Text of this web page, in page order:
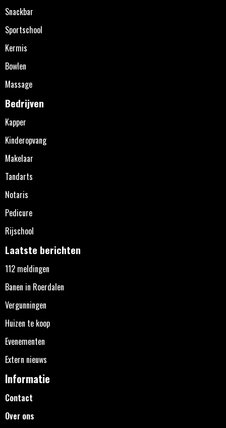
Snackbar
Sportschool
Kermis
Bowlen
Massage
Bedrijven
Kapper
Kinderopvang
Makelaar
Tandarts
Notaris
Pedicure
Rijschool
Laatste berichten
112 meldingen
Banen in Roerdalen
Vergunningen
Huizen te koop
Evenementen
Extern nieuws
Informatie
Contact
Over ons